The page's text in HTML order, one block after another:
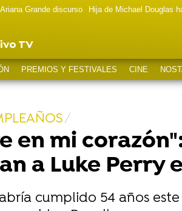
Ariana Grande discurso Hija de Michael Douglas
TV
PREMIOS Y FESTIVALES CINE
en mi
a Luke Perry
cumplido 54 años este